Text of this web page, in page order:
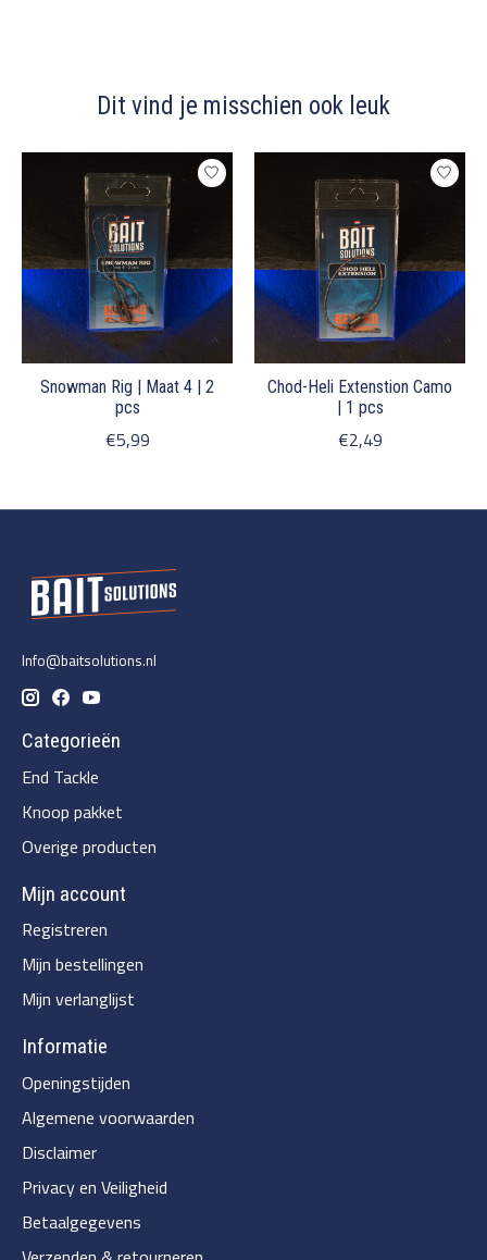
Dit vind je misschien ook leuk
Items van productcarrousel
Snowman Rig | Maat 4 | 2
pcs
€5,99
Chod-Heli Extenstion Camo
| 1 pcs
€2,49
Info@baitsolutions.nl
Categorieën
End Tackle
Knoop pakket
Overige producten
Mijn account
Registreren
Mijn bestellingen
Mijn verlanglijst
Informatie
Openingstijden
Algemene voorwaarden
Disclaimer
Privacy en Veiligheid
Betaalgegevens